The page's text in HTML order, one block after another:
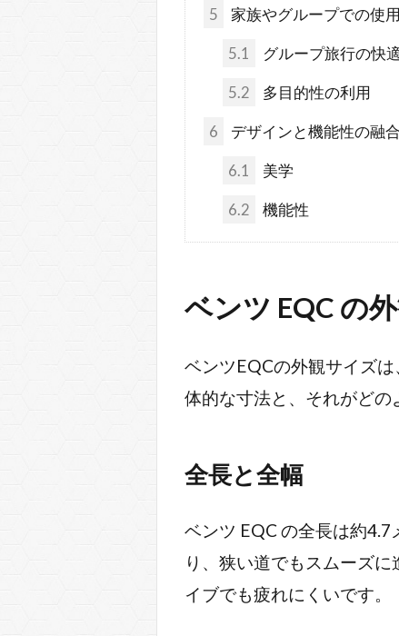
5 家族やグループでの使用
5.1 グループ旅行の快
5.2 多目的性の利用
6 デザインと機能性の融合
6.1 美学
6.2 機能性
ベンツ EQC の
ベンツEQCの外観サイズ
体的な寸法と、それがどの
全長と全幅
ベンツ EQC の全長は約
り、狭い道でもスムーズ
イブでも疲れにくいです。